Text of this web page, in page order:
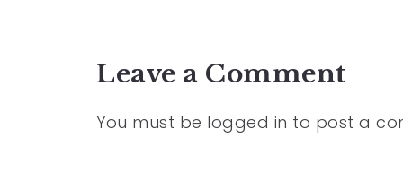
Leave a Comment
You must be logged in to post a